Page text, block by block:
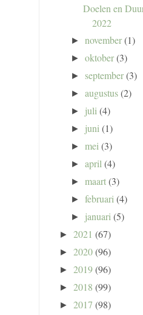
Doelen en
2022
►november(1)
►oktober(3)
► september(3)
►augustus(2)
► juli(4)
► juni(1)
►mei(3)
►april(4)
►maart(3)
►februari(4)
► januari(5)
► 2021 (67)
► 2020(96)
► 2019(96)
► 2018 (99)
► 2017 (98)